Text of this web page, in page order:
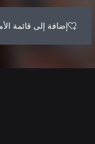
إضافة إلى قائمة